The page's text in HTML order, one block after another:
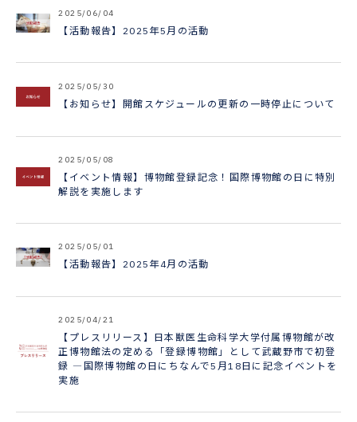
2025/06/04
【活動報告】2025年5月の活動
2025/05/30
【お知らせ】開館スケジュールの更新の一時停止について
2025/05/08
【イベント情報】博物館登録記念！国際博物館の日に特別
解説を実施します
2025/05/01
【活動報告】2025年4月の活動
2025/04/21
【プレスリリース】日本獣医生命科学大学付属博物館が改
正博物館法の定める「登録博物館」として武蔵野市で初登
録 ―国際博物館の日にちなんで5月18日に記念イベントを
実施